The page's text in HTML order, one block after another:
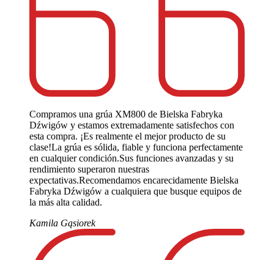
Compramos una grúa XM800 de Bielska Fabryka
Dźwigów y estamos extremadamente satisfechos con
esta compra. ¡Es realmente el mejor producto de su
clase!La grúa es sólida, fiable y funciona perfectamente
en cualquier condición.Sus funciones avanzadas y su
rendimiento superaron nuestras
expectativas.Recomendamos encarecidamente Bielska
Fabryka Dźwigów a cualquiera que busque equipos de
la más alta calidad.
Kamila Gąsiorek